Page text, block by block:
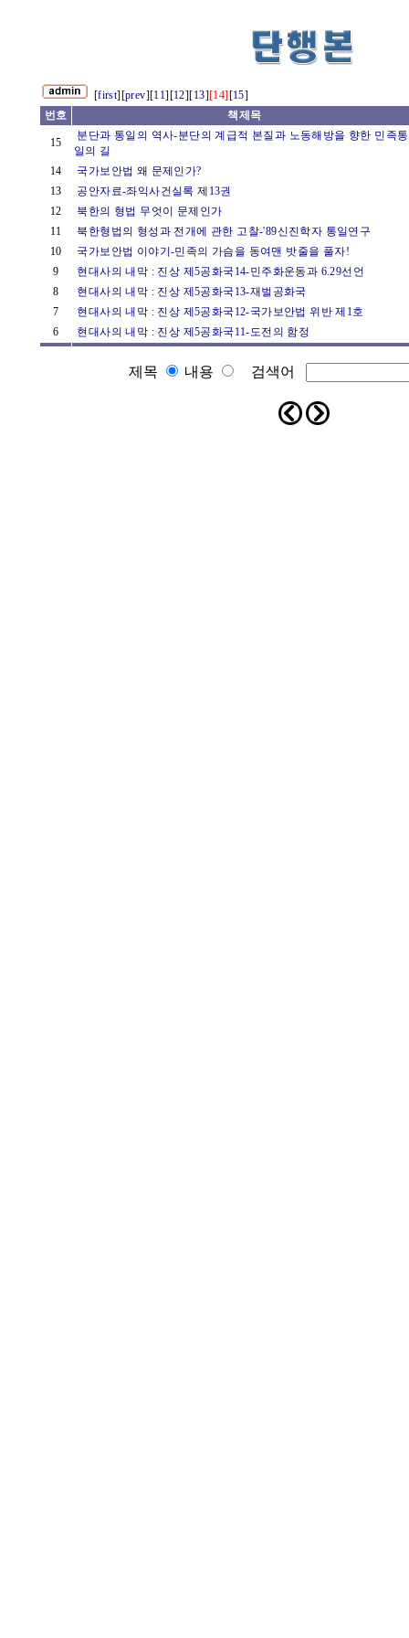
[first][prev][11][12][13][14] [15]
번호
책제목
15
분단과 통일의 역사-분단의 계급적 본질과 노동해방을 향한 민족통
일의 길
14
국가보안법 왜 문제인가?
13
공안자료-좌익사건실록 제13권
12
북한의 형법 무엇이 문제인가
11
북한형법의 형성과 전개에 관한 고찰-'89신진학자 통일연구
10
국가보안법 이야기-민족의 가슴을 동여맨 밧줄을 풀자!
9
현대사의 내막 : 진상 제5공화국14-민주화운동과 6.29선언
8
현대사의 내막 : 진상 제5공화국13-재벌공화국
7
현대사의 내막 : 진상 제5공화국12-국가보안법 위반 제1호
6
현대사의 내막 : 진상 제5공화국11-도전의 함정
제목 내용 검색어